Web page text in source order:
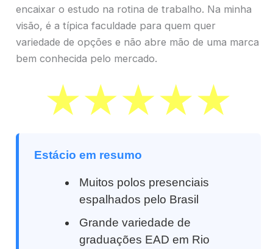
encaixar o estudo na rotina de trabalho. Na minha
visão, é a típica faculdade para quem quer
variedade de opções e não abre mão de uma marca
bem conhecida pelo mercado.
Estácio em resumo
Muitos polos presenciais
espalhados pelo Brasil
Grande variedade de
graduações EAD em Rio